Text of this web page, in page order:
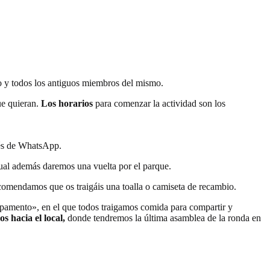
y todos los antiguos miembros del mismo.
quieran. Los horarios para comenzar la actividad son los
de WhatsApp.
además daremos una vuelta por el parque.
que os traigáis una toalla o camiseta de recambio.
en el que todos traigamos comida para compartir y
hacia el local, donde tendremos la última asamblea de la ronda en